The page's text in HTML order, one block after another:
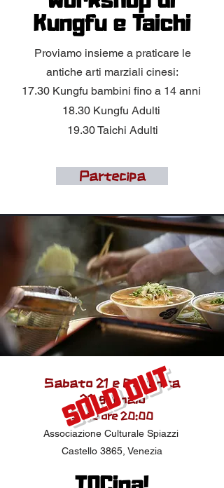
Kungfu e Taichi
Proviamo insieme a praticare le
antiche arti marziali cinesi:
17.30 Kungfu bambini fino a 14 anni
18.30 Kungfu Adulti
19.30 Taichi Adulti
Partecipa
Sabato 21 e Domenica
22gennaio
dalle ore 20:00
Associazione Culturale Spiazzi
Castello 3865, Venezia
SOLD OUT